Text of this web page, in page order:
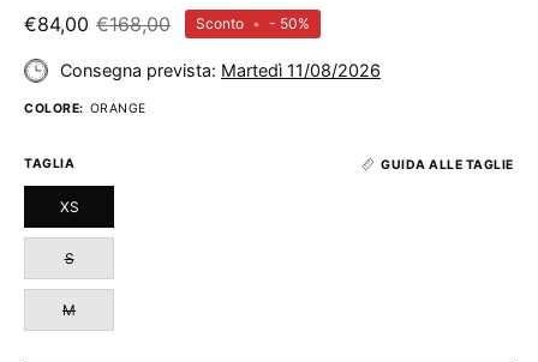
€84,00 €168,00 Sconto • - 50%
Consegna prevista: Martedì 11/08/2026
COLORE: ORANGE
TAGLIA GUIDA ALLE TAGLIE
XS
S
M